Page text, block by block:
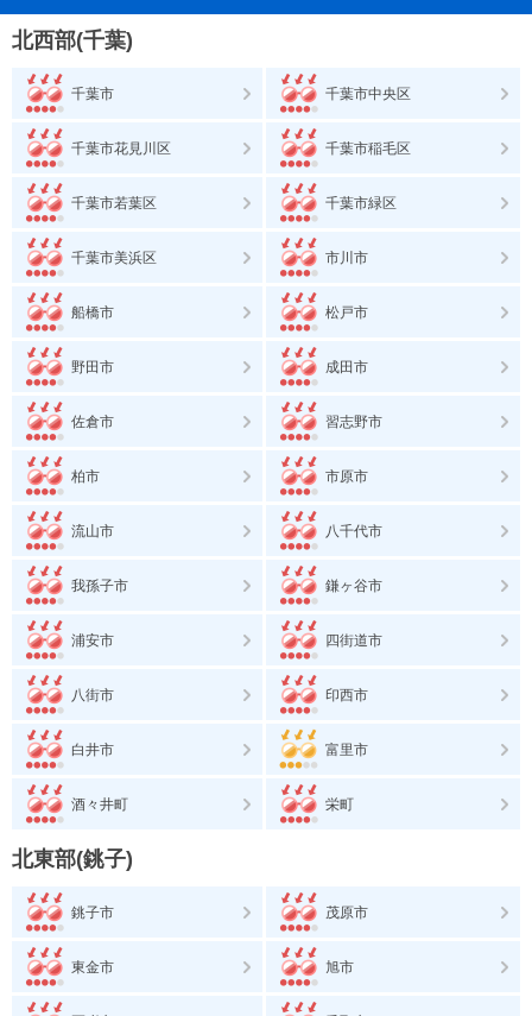
北西部(千葉)
千葉市 千葉市中央区
千葉市花見川区 千葉市稲毛区
千葉市若葉区 千葉市緑区
千葉市美浜区 市川市
船橋市 松戸市
野田市 成田市
佐倉市 習志野市
柏市 市原市
流山市 八千代市
我孫子市 鎌ヶ谷市
浦安市 四街道市
八街市 印西市
白井市 富里市
酒々井町 栄町
北東部(銚子)
銚子市 茂原市
東金市 旭市